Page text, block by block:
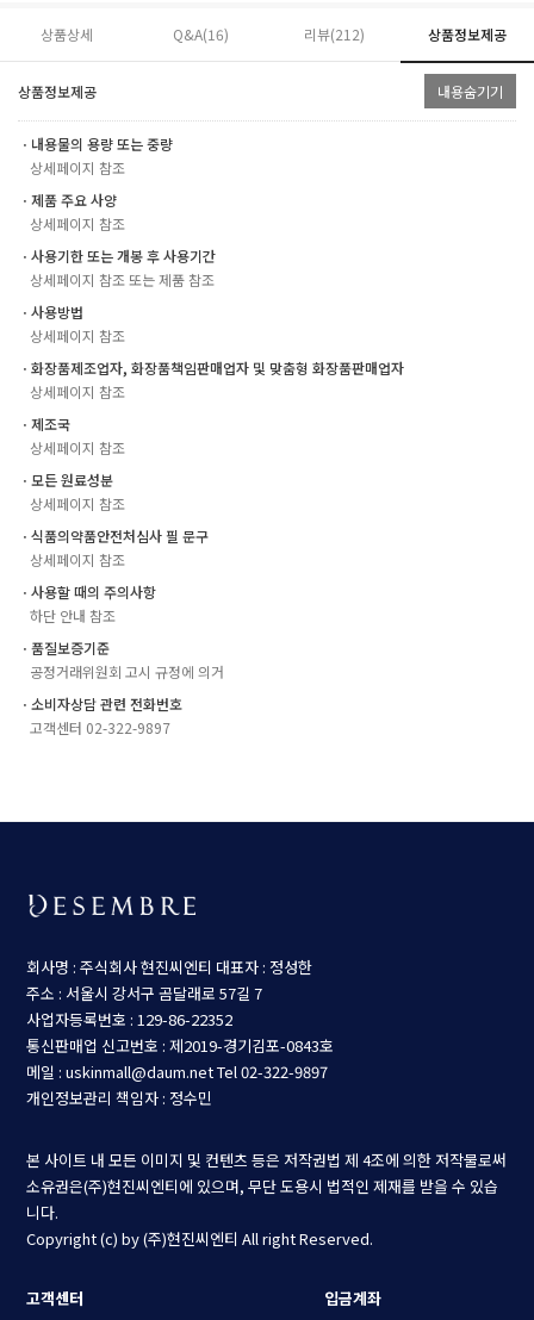
상품상세 Q&A(16) 리뷰(212) 상품정보제공
상품정보제공 내용숨기기
ㆍ내용물의 용량 또는 중량
상세페이지 참조
ㆍ제품 주요 사양
상세페이지 참조
ㆍ사용기한 또는 개봉 후 사용기간
상세페이지 참조 또는 제품 참조
ㆍ사용방법
상세페이지 참조
ㆍ화장품제조업자, 화장품책임판매업자 및 맞춤형 화장품판매업자
상세페이지 참조
ㆍ제조국
상세페이지 참조
ㆍ모든 원료성분
상세페이지 참조
ㆍ식품의약품안전처심사 필 문구
상세페이지 참조
ㆍ사용할 때의 주의사항
하단 안내 참조
ㆍ품질보증기준
공정거래위원회 고시 규정에 의거
ㆍ소비자상담 관련 전화번호
고객센터 02-322-9897
회사명 : 주식회사 현진씨엔티 대표자 : 정성한
주소 : 서울시 강서구 곰달래로 57길 7
사업자등록번호 : 129-86-22352
통신판매업 신고번호 : 제2019-경기김포-0843호
메일 : uskinmall@daum.netTel 02-322-9897
개인정보관리 책임자 : 정수민
본 사이트 내 모든 이미지 및 컨텐츠 등은 저작권법 제 4조에 의한 저작물로써
소유권은(주)현진씨엔티에 있으며, 무단 도용시 법적인 제재를 받을 수 있습
니다.
Copyright (c) by (주)현진씨엔티 All right Reserved.
고객센터 입금계좌